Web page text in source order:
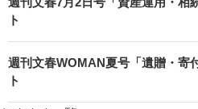
ト
週刊文春WOMAN夏号「遺贈・寄
ト